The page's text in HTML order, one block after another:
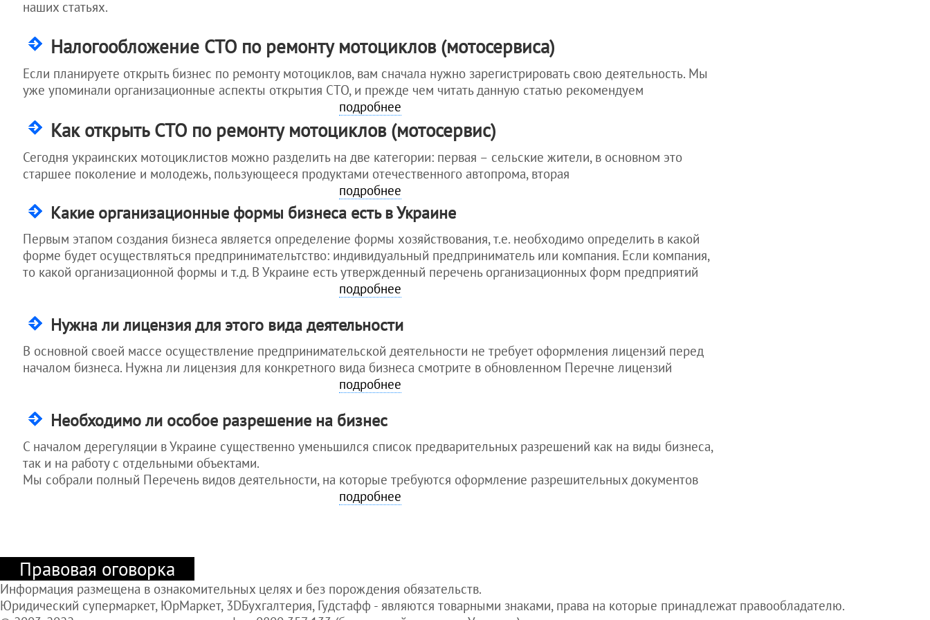
наших статьях.
Налогообложение СТО по ремонту мотоциклов (мотосервиса)
Если планируете открыть бизнес по ремонту мотоциклов, вам сначала нужно зарегистрировать свою деятельность. Мы
уже упоминали организационные аспекты открытия СТО, и прежде чем читать данную статью рекомендуем
подробнее
Как открыть СТО по ремонту мотоциклов (мотосервис)
Сегодня украинских мотоциклистов можно разделить на две категории: первая – сельские жители, в основном это
старшее поколение и молодежь, пользующееся продуктами отечественного автопрома, вторая
подробнее
Какие организационные формы бизнеса есть в Украине
Первым этапом создания бизнеса является определение формы хозяйствования, т.е. необходимо определить в какой
форме будет осуществляться предпринимательтство: индивидуальный предприниматель или компания. Если компания,
то какой организационной формы и т.д. В Украине есть утвержденный перечень организационных форм предприятий
подробнее
Нужна ли лицензия для этого вида деятельности
В основной своей массе осуществление предпринимательской деятельности не требует оформления лицензий перед
началом бизнеса. Нужна ли лицензия для конкретного вида бизнеса смотрите в обновленном Перечне лицензий
подробнее
Необходимо ли особое разрешение на бизнес
С началом дерегуляции в Украине существенно уменьшился список предварительных разрешений как на виды бизнеса,
так и на работу с отдельными объектами.
Мы собрали полный Перечень видов деятельности, на которые требуются оформление разрешительных документов
подробнее
Правовая оговорка
Информация размещена в ознакомительных целях и без порождения обязательств.
Юридический супермаркет, ЮрМаркет, 3DБухгалтерия, Гудстафф - являются товарными знаками, права на которые принадлежат правообладателю.
Как открыть е-
Как открыть
ресторан
кадровое агентство
см. еще статьи >>>
Статьи для
для других стран
Украины
ПМЖ
Украины
выход и отказ от
Уплата налогов
после
оформления
гражданства
Украины
Штраф за
просроченный
вид на
жительство в
Украине
Как айтишнику
получить вид
на жительство
Покупка
квартиры
иностранцем в
Украине
Получение
прав
иностранцем в
Украине
см. все статьи
>>>
Налоги.
предприятия
свой бизнес
Как
сотрудников
Как
директора
Как наказать
работника за
убытки
Как не дать
менеджеру
Гоструда "с
обслуживание ИТ-